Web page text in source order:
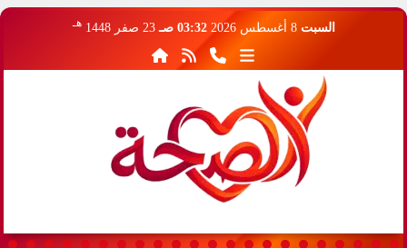
السبت 8 أغسطس 2026 03:32 صـ 23 صفر 1448 هـ